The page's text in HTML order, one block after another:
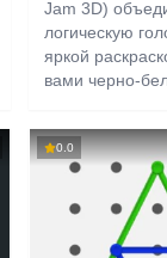
Jam 3D)
логическую
яркой
вами черно-
Одноцветные
нужно по
выкладывать
только
они разукрасят
картинки,
0.0